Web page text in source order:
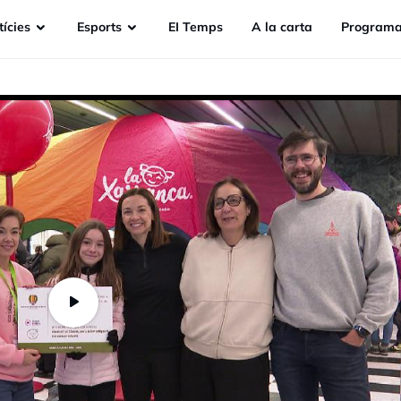
Esports EI Temps A la carta